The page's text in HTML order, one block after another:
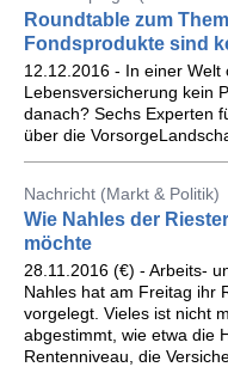
Roundtable zum
Fondsprodukte sind
12.12.2016 - In einer
Lebensversicherung kein
danach? Sechs Experten
über die
Nachricht (Markt & Politik)
Wie Nahles der
möchte
28.11.2016 (€) - Arbeits-
Nahles hat am Freitag ihr
vorgelegt. Vieles ist nicht
abgestimmt, wie etwa die
Rentenniveau, die